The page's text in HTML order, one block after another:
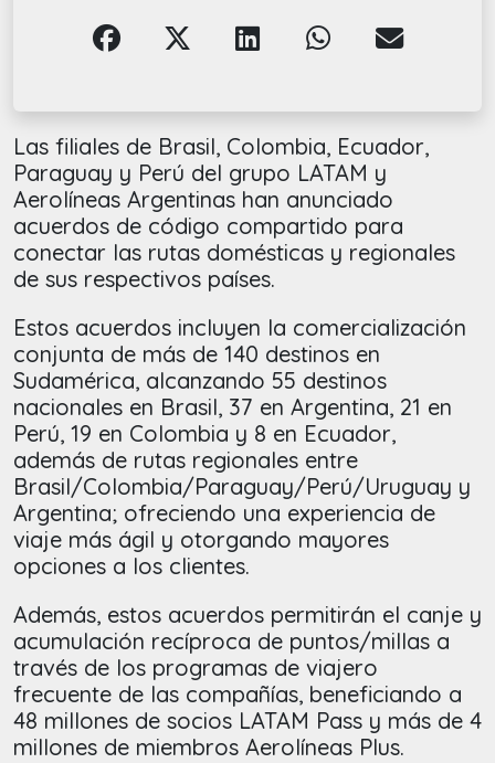
Las filiales de Brasil, Colombia, Ecuador,
Paraguay y Perú del grupo LATAM y
Aerolíneas Argentinas han anunciado
acuerdos de código compartido para
conectar las rutas domésticas y regionales
de sus respectivos países.
Estos acuerdos incluyen la comercialización
conjunta de más de 140 destinos en
Sudamérica, alcanzando 55 destinos
nacionales en Brasil, 37 en Argentina, 21 en
Perú, 19 en Colombia y 8 en Ecuador,
además de rutas regionales entre
Brasil/Colombia/Paraguay/Perú/Uruguay y
Argentina; ofreciendo una experiencia de
viaje más ágil y otorgando mayores
opciones a los clientes.
Además, estos acuerdos permitirán el canje y
acumulación recíproca de puntos/millas a
través de los programas de viajero
frecuente de las compañías, beneficiando a
48 millones de socios LATAM Pass y más de 4
millones de miembros Aerolíneas Plus.